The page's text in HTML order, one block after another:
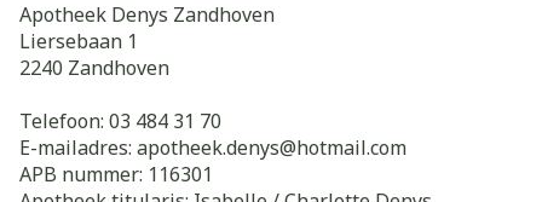
Apotheek Denys Zandhoven
Liersebaan 1
2240 Zandhoven
Telefoon: 03 484 31 70
E-mailadres: apotheek.denys@hotmail.com
APB nummer: 116301